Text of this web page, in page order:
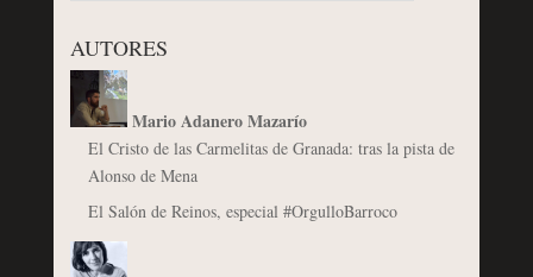
AUTORES
Mario Adanero Mazarío
El Cristo de las Carmelitas de Granada: tras la pista de
Alonso de Mena
El Salón de Reinos, especial #OrgulloBarroco